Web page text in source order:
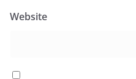
Website